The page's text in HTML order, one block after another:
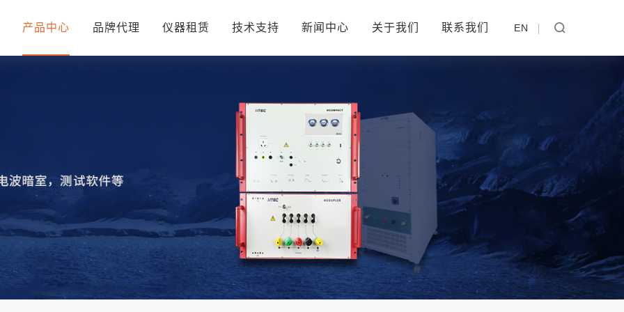
产品中心 品牌代理 仪器租赁 技术支持 新闻中心 关于我们 联系我们 EN